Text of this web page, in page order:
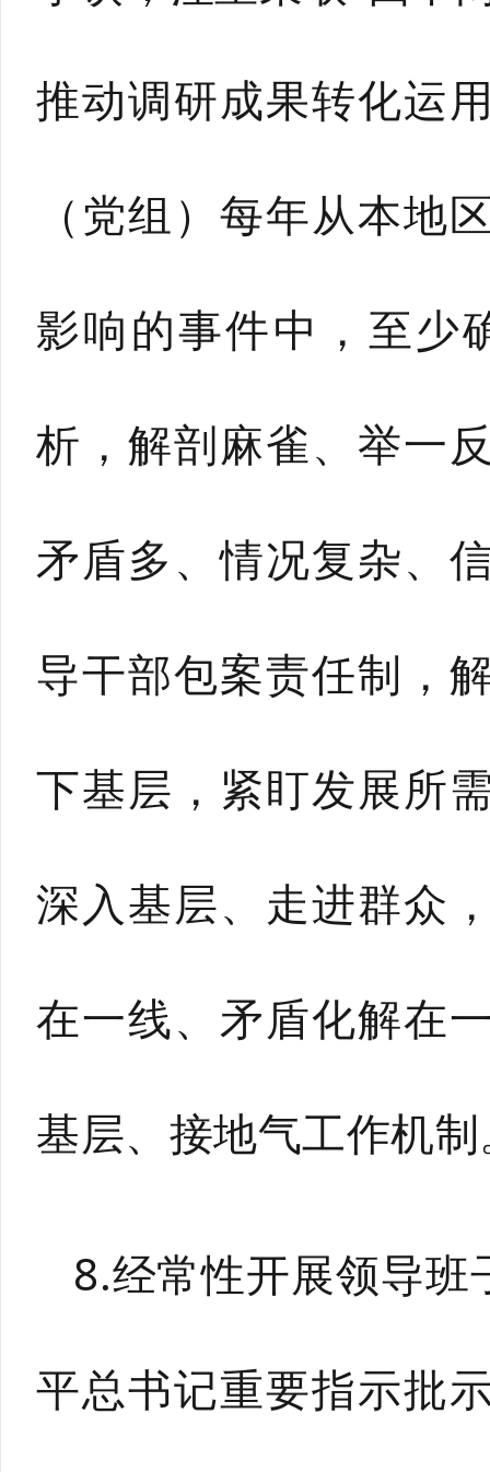
推动调研成果转化运
（党组）每年从本地
影响的事件中，至少
析，解剖麻雀、举一
矛盾多、情况复杂、
导干部包案责任制，
下基层，紧盯发展所
深入基层、走进群众
在一线、矛盾化解在
基层、接地气工作机
8.经常性开展领导
平总书记重要指示批